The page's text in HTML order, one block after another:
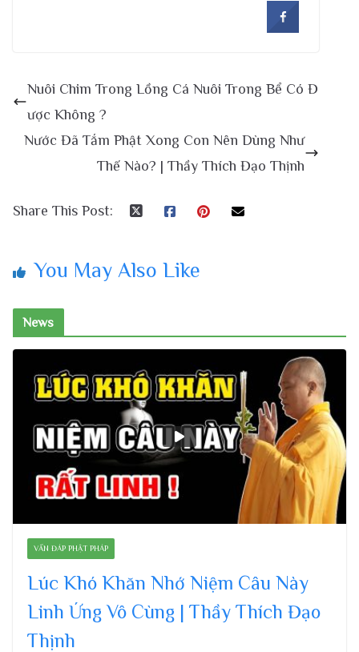
Nuôi Chim Trong Lồng Cá Nuôi Trong Bể Có Đ
ược Không ?
Nước Đã Tắm Phật Xong Con Nên Dùng Như
Thế Nào? | Thầy Thích Đạo Thịnh
Share This Post:
You May Also Like
News
VẤN ĐÁP PHẬT PHÁP
Lúc Khó Khăn Nhớ Niệm Câu Này
Linh Ứng Vô Cùng | Thầy Thích Đạo
Thịnh